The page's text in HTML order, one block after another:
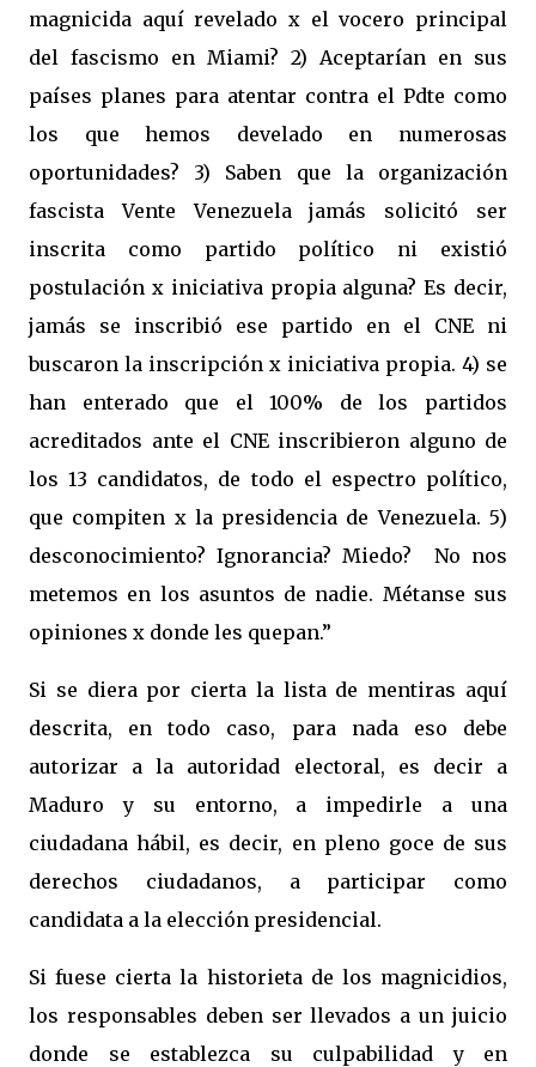
magnicida aquí revelado x el vocero principal
del fascismo en Miami? 2) Aceptarían en sus
países planes para atentar contra el Pdte como
los que hemos develado en numerosas
oportunidades? 3) Saben que la organización
fascista Vente Venezuela jamás solicitó ser
inscrita como partido político ni existió
postulación x iniciativa propia alguna? Es decir,
jamás se inscribió ese partido en el CNE ni
buscaron la inscripción x iniciativa propia. 4) se
han enterado que el 100% de los partidos
acreditados ante el CNE inscribieron alguno de
los 13 candidatos, de todo el espectro político,
que compiten x la presidencia de Venezuela. 5)
desconocimiento? Ignorancia? Miedo? No nos
metemos en los asuntos de nadie. Métanse sus
opiniones x donde les quepan.”
Si se diera por cierta la lista de mentiras aquí
descrita, en todo caso, para nada eso debe
autorizar a la autoridad electoral, es decir a
Maduro y su entorno, a impedirle a una
ciudadana hábil, es decir, en pleno goce de sus
derechos ciudadanos, a participar como
candidata a la elección presidencial.
Si fuese cierta la historieta de los magnicidios,
los responsables deben ser llevados a un juicio
donde se establezca su culpabilidad y en